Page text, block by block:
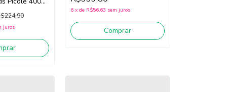
juros
6 x de R$56,63 sem juros
Comprar